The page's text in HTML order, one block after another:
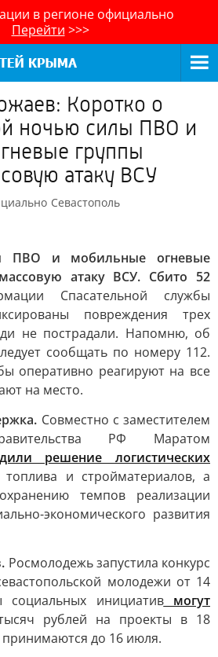
в регионе официально
Перейти >>>
Коротко о
ночью силы ПВО и
группы
атаку ВСУ
Севастополь
ПВО и мобильные огневые
атаку ВСУ. Сбито 52
Спасательной службы
повреждения трех
не пострадали. Напомню, об
сообщать по номеру 112.
оперативно реагируют на все
на место.
Совместно с заместителем
РФ Маратом
решение логистических
топлива и стройматериалов, а
темпов реализации
экономического развития
Росмолодежь запустила конкурс
молодежи от 14
инициативмогут
рублей на проекты в 18
до 16 июля.